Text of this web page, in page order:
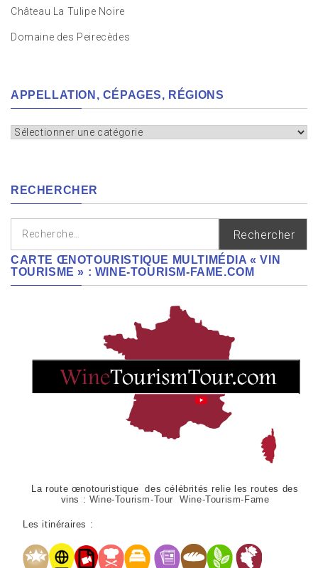
Château La Tulipe Noire
Domaine des Peirecèdes
APPELLATION, CÉPAGES, RÉGIONS
Appellation,
RECHERCHER
Rechercher :
CARTE ŒNOTOURISTIQUE MULTIMÉDIA « VIN
TOURISME » : WINE-TOURISM-FAME.COM
La route œnotouristique des célébrités relie les routes des
vins : Wine-Tourism-Tour Wine-Tourism-Fame
Les itinéraires :